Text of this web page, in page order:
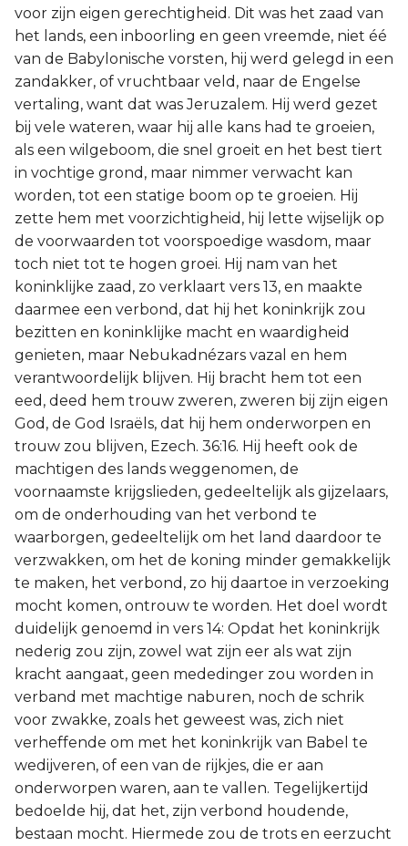
voor zijn eigen gerechtigheid. Dit was het zaad van
het lands, een inboorling en geen vreemde, niet éé
van de Babylonische vorsten, hij werd gelegd in een
zandakker, of vruchtbaar veld, naar de Engelse
vertaling, want dat was Jeruzalem. Hij werd gezet
bij vele wateren, waar hij alle kans had te groeien,
als een wilgeboom, die snel groeit en het best tiert
in vochtige grond, maar nimmer verwacht kan
worden, tot een statige boom op te groeien. Hij
zette hem met voorzichtigheid, hij lette wijselijk op
de voorwaarden tot voorspoedige wasdom, maar
toch niet tot te hogen groei. Hij nam van het
koninklijke zaad, zo verklaart vers 13, en maakte
daarmee een verbond, dat hij het koninkrijk zou
bezitten en koninklijke macht en waardigheid
genieten, maar Nebukadnézars vazal en hem
verantwoordelijk blijven. Hij bracht hem tot een
eed, deed hem trouw zweren, zweren bij zijn eigen
God, de God Israëls, dat hij hem onderworpen en
trouw zou blijven, Ezech. 36:16. Hij heeft ook de
machtigen des lands weggenomen, de
voornaamste krijgslieden, gedeeltelijk als gijzelaars,
om de onderhouding van het verbond te
waarborgen, gedeeltelijk om het land daardoor te
verzwakken, om het de koning minder gemakkelijk
te maken, het verbond, zo hij daartoe in verzoeking
mocht komen, ontrouw te worden. Het doel wordt
duidelijk genoemd in vers 14: Opdat het koninkrijk
nederig zou zijn, zowel wat zijn eer als wat zijn
kracht aangaat, geen mededinger zou worden in
verband met machtige naburen, noch de schrik
voor zwakke, zoals het geweest was, zich niet
verheffende om met het koninkrijk van Babel te
wedijveren, of een van de rijkjes, die er aan
onderworpen waren, aan te vallen. Tegelijkertijd
bedoelde hij, dat het, zijn verbond houdende,
bestaan mocht. Hiermede zou de trots en eerzucht